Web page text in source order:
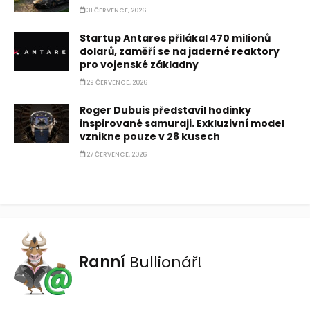
31 ČERVENCE, 2026
Startup Antares přilákal 470 milionů
dolarů, zaměří se na jaderné reaktory
pro vojenské základny
29 ČERVENCE, 2026
Roger Dubuis představil hodinky
inspirované samuraji. Exkluzivní model
vznikne pouze v 28 kusech
27 ČERVENCE, 2026
Ranní Bullionář!